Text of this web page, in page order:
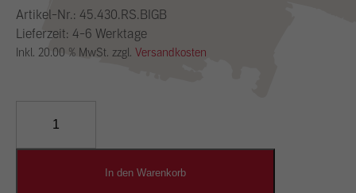
Artikel-Nr.: 45.430.RS.BIGB
Lieferzeit: 4-6 Werktage
Inkl. 20.00 % MwSt. zzgl. Versandkosten
Designputz
In den Warenkorb